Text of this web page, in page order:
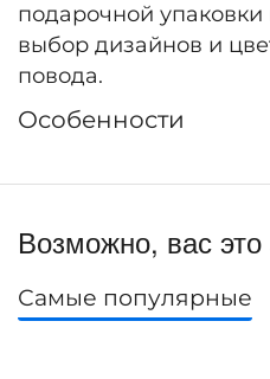
подарочной
выбор дизайнов и
повода.
Особенности
Возможно, вас это
Самые популярные